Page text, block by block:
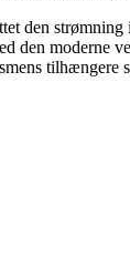
den
den moderne